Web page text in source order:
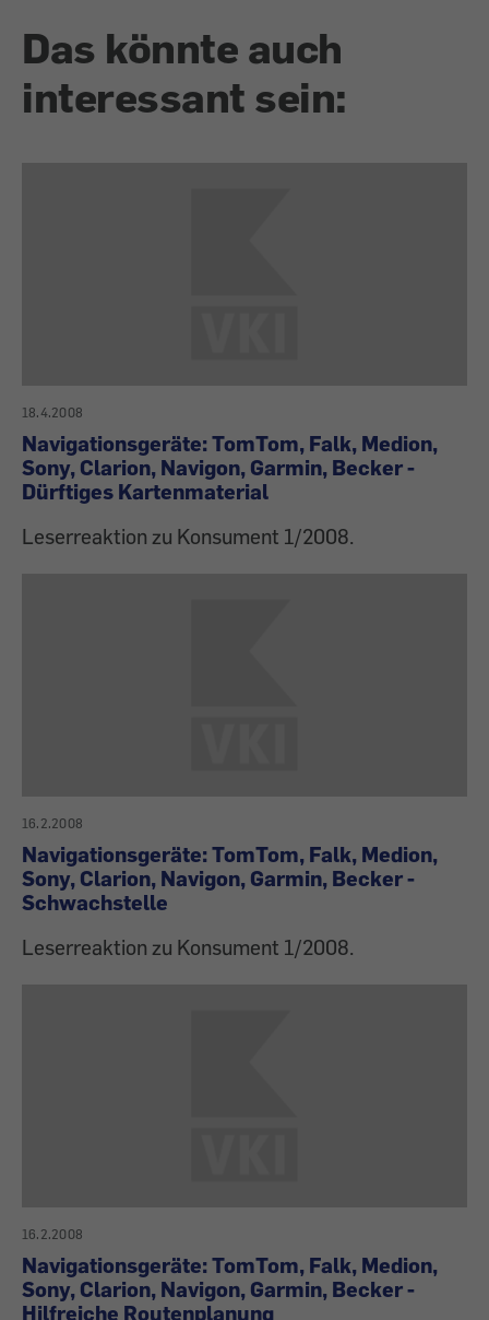
Das könnte auch
interessant sein:
18.4.2008
Navigationsgeräte: TomTom, Falk, Medion,
Sony, Clarion, Navigon, Garmin, Becker -
Dürftiges Kartenmaterial
Leserreaktion zu Konsument 1/2008.
16.2.2008
Navigationsgeräte: TomTom, Falk, Medion,
Sony, Clarion, Navigon, Garmin, Becker -
Schwachstelle
Leserreaktion zu Konsument 1/2008.
16.2.2008
Navigationsgeräte: TomTom, Falk, Medion,
Sony, Clarion, Navigon, Garmin, Becker -
Hilfreiche Routenplanung